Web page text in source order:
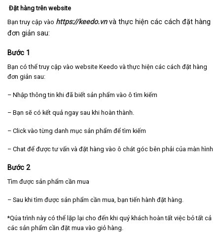
Đặt hàng trên website
Bạn truy cập vào https://keedo.vnvà thực hiện các cách đặt hàng
đơn giản sau:
Bước 1
Bạn có thể truy cập vào website Keedo và thực hiện các cách đặt hàng
đơn giản sau:
– Nhập thông tin khi đã biết sản phẩm vào ô tìm kiếm
– Bạn sẽ có kết quả ngay sau khi hoàn thành.
– Click vào từng danh mục sản phẩm để tìm kiếm
– Chat để được tư vấn và đặt hàng vào ô chát góc bên phải của màn hình
Bước 2
Tìm được sản phẩm cần mua
– Sau khi tìm được sản phẩm cần mua, bạn tiến hành đặt hàng.
*Qúa trình này có thể lặp lại cho đến khi quý khách hoàn tất việc bỏ tất cả
các sản phẩm cần đặt mua vào giỏ hàng.